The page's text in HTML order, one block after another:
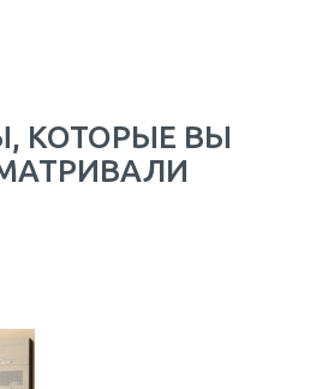
КОТОРЫЕ ВЫ